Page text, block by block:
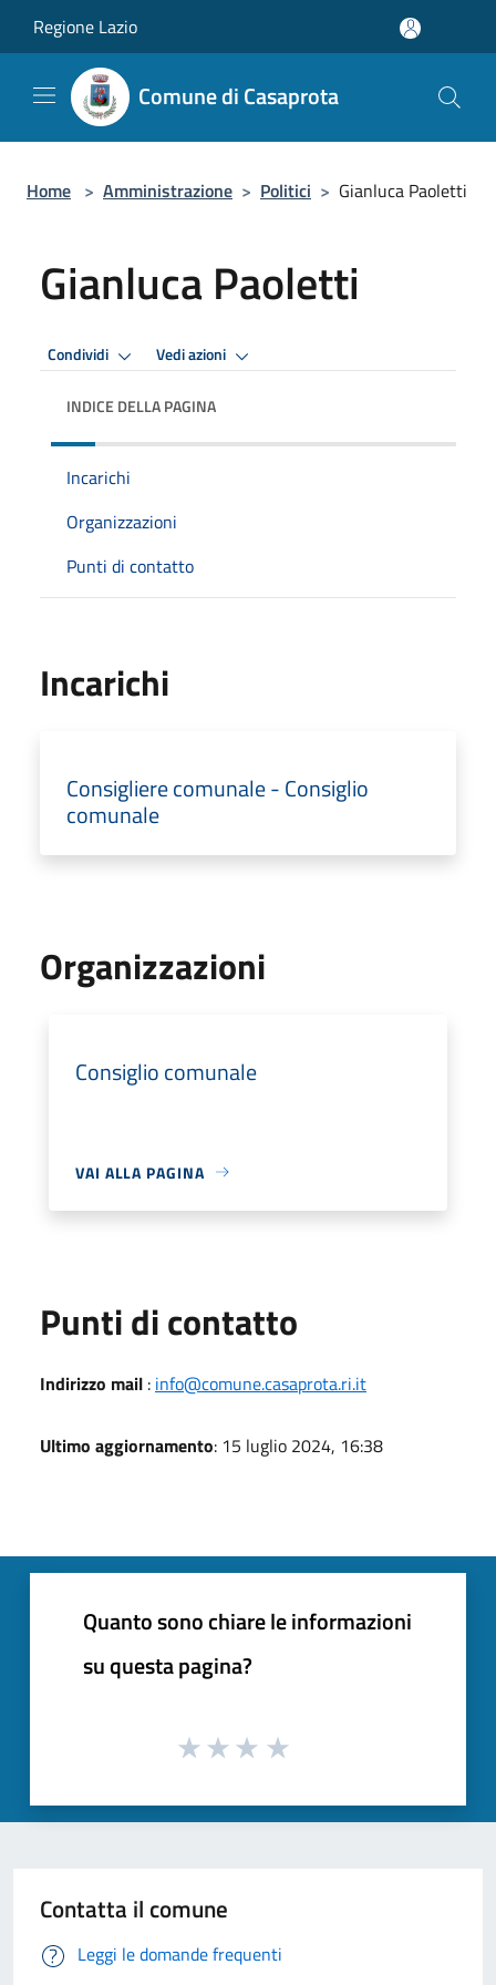
Regione Lazio
Comune di Casaprota
Home > Amministrazione > Politici > Gianluca Paoletti
Gianluca Paoletti
Condividi Vedi azioni
INDICE DELLA PAGINA
Incarichi
Organizzazioni
Punti di contatto
Incarichi
Consigliere comunale - Consiglio
comunale
Organizzazioni
Consiglio comunale
VAI ALLA PAGINA
Punti di contatto
Indirizzo mail : info@comune.casaprota.ri.it
Ultimo aggiornamento: 15 luglio 2024, 16:38
Quanto sono chiare le informazioni
su questa pagina?
Contatta il comune
Leggi le domande frequenti